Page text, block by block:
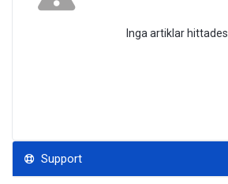
Inga artiklar hittades
Support